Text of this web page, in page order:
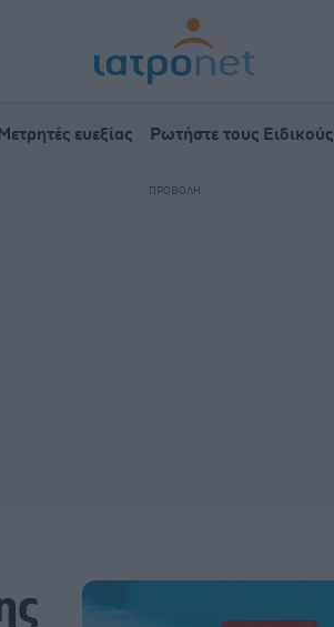
Μετρητές ευεξίας Ρωτήστε τους Ειδικούς